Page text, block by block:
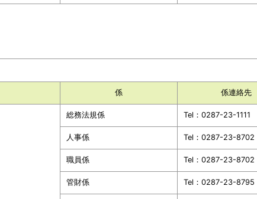
係 係連絡先
総務法規係 Tel：0287-23-1111
人事係 Tel：0287-23-8702
職員係 Tel：0287-23-8702
管財係 Tel：0287-23-8795